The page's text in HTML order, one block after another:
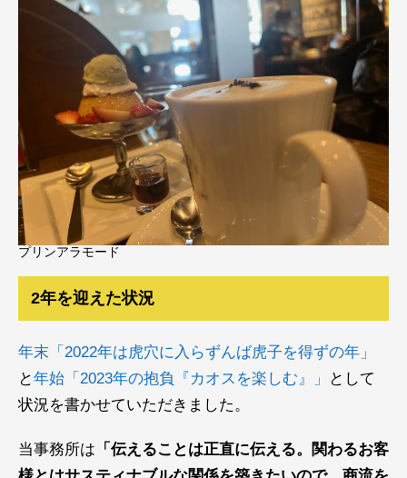
プリンアラモード
2年を迎えた状況
年末「2022年は虎穴に入らずんば虎子を得ずの年」
と年始「2023年の抱負『カオスを楽しむ』」
として
状況を書かせていただきました。
当事務所は 「伝えることは正直に伝える。関わるお客